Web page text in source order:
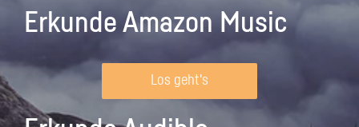
Erkunde Amazon Music
Los geht's